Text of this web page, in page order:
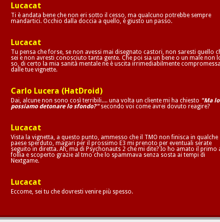
Lucacat
Ti è andata bene che non eri sotto il cesso, ma qualcuno potrebbe sempre
mandartici. Occhio dalla doccia a quello, è giusto un passo.
Lucacat
Tu pensa che forse, se non avessi mai disegnato castori, non saresti quello
sei e non avresti conosciuto tanta gente. Che poi sia un bene o un male non
so, di certo la mia sanità mentale ne è uscita irrimediabilmente
dalle tue vignette.
Carlo Lucera (HatDroid)
Dai, alcune non sono così terribili.... una volta un cliente mi ha chiesto "Ma lo
possiamo detonare lo sfondo?"secondo voi come avrei dovuto reagire?
Lucacat
Vista la vignetta, a questo punto, ammesso che il TMO non finisca in qualche
paese sperduto, magari per il prossimo E3 mi prenoto per eventuali serate
seguito in diretta. Ah, ma di Psychonauts 2 che mi dite? Io ho amato il primo
follia e scoperto grazie al tmo che lo spammava senza sosta ai tempi di
Nextgame.
Lucacat
Eccome, sei tu che dovresti venire più spesso.